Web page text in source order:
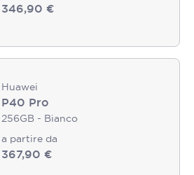
346,90 €
Huawei
P40 Pro
256GB - Bianco
a partire da
367,90 €